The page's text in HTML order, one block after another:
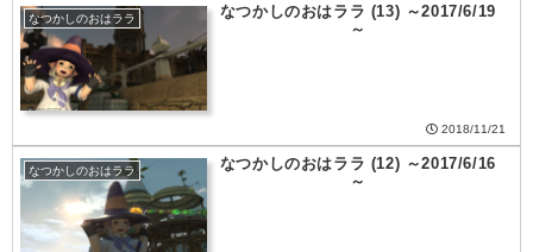
なつかしのおはララ
なつかしのおはララ (13) ～2017/6/19
～
2018/11/21
なつかしのおはララ
なつかしのおはララ (12) ～2017/6/16
～